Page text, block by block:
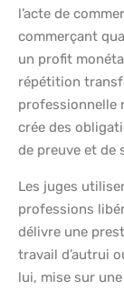
l’acte de
commerçant
un profit
répétition
professionnelle
crée des
de preuve et de
Les juges
professions
délivre une
travail d’autrui
lui, mise sur